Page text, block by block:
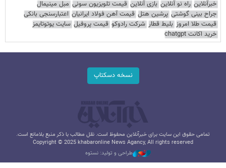
خبرآنلاین راه نو آنلاین بازی آنلاین قیمت تلویزیون سونی مبل مینیمال
جراح بینی گوشتی پرشین هتل قیمت آهن فولاد ایرانیان اعتبارسنجی بانکی
قیمت طلا امروز بلیط قطار شرکت رادوکو قیمت پروفیل سایت یوتوتایمز
خرید اکانت chatgpt
نسخه دسکتاپ
تمامی حقوق این سایت برای خبرآنلاین محفوظ است. نقل مطالب با ذکر منبع بلامانع است.
Copyright © 2025 khabaronline News Agancy, All rights reserved
طراحی و تولید: نستوه